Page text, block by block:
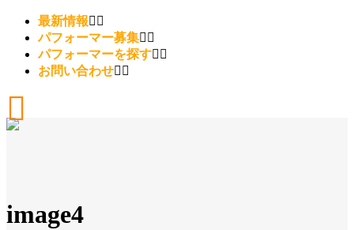
最新情報
パフォーマー募集
パフォーマーを探す
お問い合わせ
image4